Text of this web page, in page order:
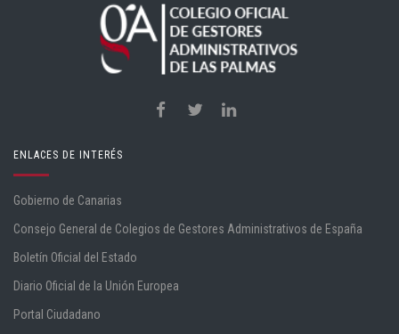
ENLACES DE INTERÉS
Gobierno de Canarias
Consejo General de Colegios de Gestores Administrativos de España
Boletín Oficial del Estado
Diario Oficial de la Unión Europea
Portal Ciudadano